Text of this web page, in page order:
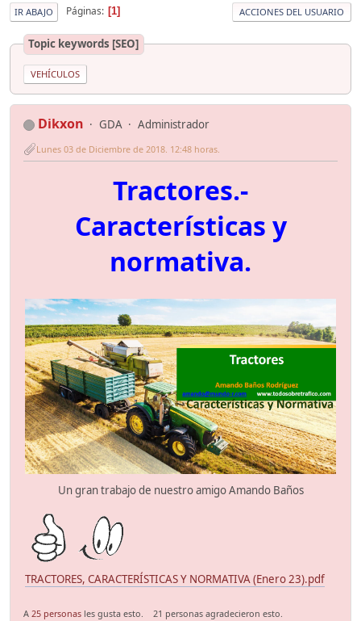
IR ABAJO Páginas 1 ACCIONES DEL USUARIO
Topic keywords [SEO]
VEHÍCULOS
Dikxon GDA Administrador
Lunes 03 de Diciembre de 2018. 12:48 horas.
Tractores.-
Características y
normativa.
Un gran trabajo de nuestro amigo Amando Baños
TRACTORES, CARACTERÍSTICAS Y NORMATIVA (Enero 23).pdf
A 25 personas les gusta esto. 21 personas agradecieron esto.